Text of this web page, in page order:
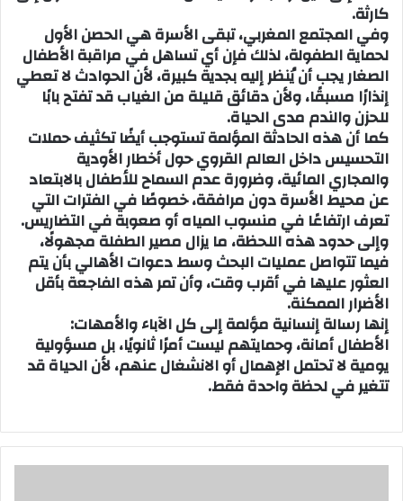
كارثة.
وفي المجتمع المغربي، تبقى الأسرة هي الحصن الأول
لحماية الطفولة، لذلك فإن أي تساهل في مراقبة الأطفال
الصغار يجب أن يُنظر إليه بجدية كبيرة، لأن الحوادث لا تعطي
إنذارًا مسبقًا، ولأن دقائق قليلة من الغياب قد تفتح بابًا
للحزن والندم مدى الحياة.
كما أن هذه الحادثة المؤلمة تستوجب أيضًا تكثيف حملات
التحسيس داخل العالم القروي حول أخطار الأودية
والمجاري المائية، وضرورة عدم السماح للأطفال بالابتعاد
عن محيط الأسرة دون مرافقة، خصوصًا في الفترات التي
تعرف ارتفاعًا في منسوب المياه أو صعوبة في التضاريس.
وإلى حدود هذه اللحظة، ما يزال مصير الطفلة مجهولًا،
فيما تتواصل عمليات البحث وسط دعوات الأهالي بأن يتم
العثور عليها في أقرب وقت، وأن تمر هذه الفاجعة بأقل
الأضرار الممكنة.
إنها رسالة إنسانية مؤلمة إلى كل الآباء والأمهات:
الأطفال أمانة، وحمايتهم ليست أمرًا ثانويًا، بل مسؤولية
يومية لا تحتمل الإهمال أو الانشغال عنهم، لأن الحياة قد
تتغير في لحظة واحدة فقط.